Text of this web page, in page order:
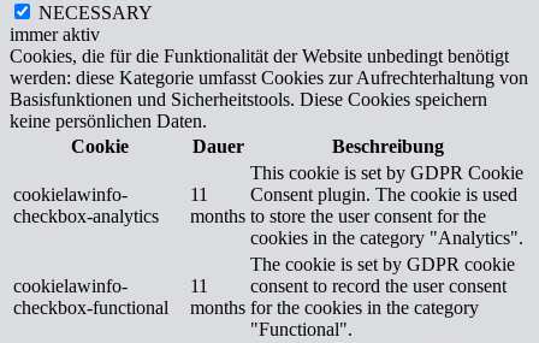
NECESSARY
immer aktiv
Cookies, die für die Funktionalität der Website unbedingt benötigt
werden: diese Kategorie umfasst Cookies zur Aufrechterhaltung von
Basisfunktionen und Sicherheitstools. Diese Cookies speichern
keine persönlichen Daten.
Cookie
Dauer Beschreibung
cookielawinfo-
checkbox-analytics
11
months
This cookie is set by GDPR Cookie
Consent plugin. The cookie is used
to store the user consent for the
cookies in the category "Analytics".
cookielawinfo-
checkbox-functional
11
months
The cookie is set by GDPR cookie
consent to record the user consent
for the cookies in the category
"Functional".